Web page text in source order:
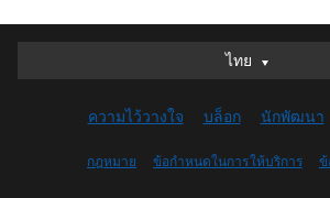
ไทย
ไทย
English (UK)
English (US)
ความไว้วางใจ บล็อก นักพัฒนา
กฎหมาย ข้อกำหนดในการให้บริการ ข้